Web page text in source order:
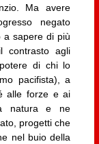
Ma avere
negato
a sapere di più
contrasto agli
di chi lo
pacifista), a
alle forze e ai
natura e ne
progetti che
nel buio della